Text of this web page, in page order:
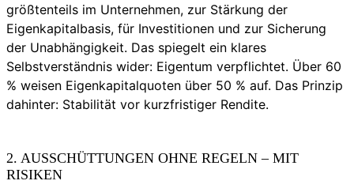
größtenteils im Unternehmen, zur Stärkung der
Eigenkapitalbasis, für Investitionen und zur Sicherung
der Unabhängigkeit. Das spiegelt ein klares
Selbstverständnis wider: Eigentum verpflichtet. Über 60
% weisen Eigenkapitalquoten über 50 % auf. Das Prinzip
dahinter: Stabilität vor kurzfristiger Rendite.
2. AUSSCHÜTTUNGEN OHNE REGELN – MIT
RISIKEN